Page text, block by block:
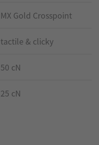
MX Gold Crosspoint
tactile & clicky
50 cN
25 cN